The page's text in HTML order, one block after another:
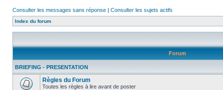
Consulter les messages sans réponse | Consulter les sujets actifs
Index du forum
Forum
BRIEFING - PRESENTATION
Règles du Forum
Toutes les règles à lire avant de poster